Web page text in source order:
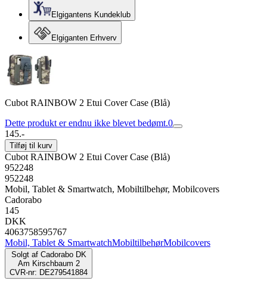
Elgigantens Kundeklub
Elgiganten Erhverv
Cubot RAINBOW 2 Etui Cover Case (Blå)
Dette produkt er endnu ikke blevet bedømt.0
145.-
Tilføj til kurv
Cubot RAINBOW 2 Etui Cover Case (Blå)
952248
952248
Mobil, Tablet & Smartwatch, Mobiltilbehør, Mobilcovers
Cadorabo
145
DKK
4063758595767
Mobil, Tablet & SmartwatchMobiltilbehørMobilcovers
Solgt af Cadorabo DK
Am Kirschbaum 2
CVR-nr: DE279541884